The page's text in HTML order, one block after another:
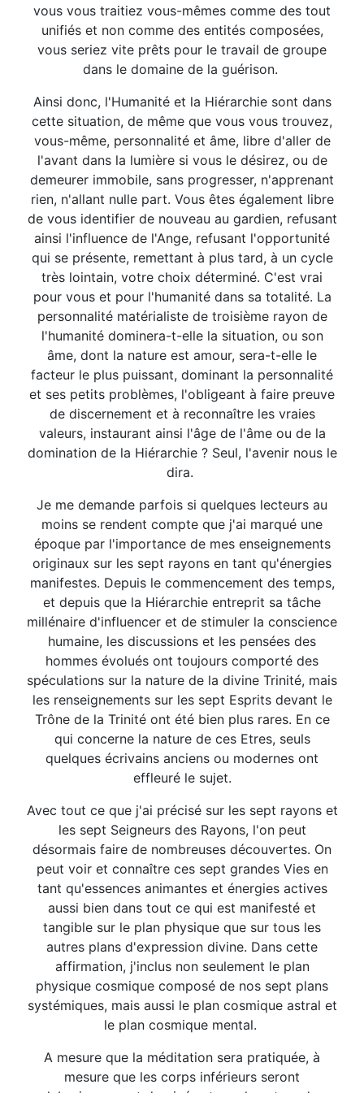
vous vous traitiez vous-mêmes comme des tout
unifiés et non comme des entités composées,
vous seriez vite prêts pour le travail de groupe
dans le domaine de la guérison.
Ainsi donc, l'Humanité et la Hiérarchie sont dans
cette situation, de même que vous vous trouvez,
vous-même, personnalité et âme, libre d'aller de
l'avant dans la lumière si vous le désirez, ou de
demeurer immobile, sans progresser, n'apprenant
rien, n'allant nulle part. Vous êtes également libre
de vous identifier de nouveau au gardien, refusant
ainsi l'influence de l'Ange, refusant l'opportunité
qui se présente, remettant à plus tard, à un cycle
très lointain, votre choix déterminé. C'est vrai
pour vous et pour l'humanité dans sa totalité. La
personnalité matérialiste de troisième rayon de
l'humanité dominera-t-elle la situation, ou son
âme, dont la nature est amour, sera-t-elle le
facteur le plus puissant, dominant la personnalité
et ses petits problèmes, l'obligeant à faire preuve
de discernement et à reconnaître les vraies
valeurs, instaurant ainsi l'âge de l'âme ou de la
domination de la Hiérarchie ? Seul, l'avenir nous le
dira.
Je me demande parfois si quelques lecteurs au
moins se rendent compte que j'ai marqué une
époque par l'importance de mes enseignements
originaux sur les sept rayons en tant qu'énergies
manifestes. Depuis le commencement des temps,
et depuis que la Hiérarchie entreprit sa tâche
millénaire d'influencer et de stimuler la conscience
humaine, les discussions et les pensées des
hommes évolués ont toujours comporté des
spéculations sur la nature de la divine Trinité, mais
les renseignements sur les sept Esprits devant le
Trône de la Trinité ont été bien plus rares. En ce
qui concerne la nature de ces Etres, seuls
quelques écrivains anciens ou modernes ont
effleuré le sujet.
Avec tout ce que j'ai précisé sur les sept rayons et
les sept Seigneurs des Rayons, l'on peut
désormais faire de nombreuses découvertes. On
peut voir et connaître ces sept grandes Vies en
tant qu'essences animantes et énergies actives
aussi bien dans tout ce qui est manifesté et
tangible sur le plan physique que sur tous les
autres plans d'expression divine. Dans cette
affirmation, j'inclus non seulement le plan
physique cosmique composé de nos sept plans
systémiques, mais aussi le plan cosmique astral et
le plan cosmique mental.
A mesure que la méditation sera pratiquée, à
mesure que les corps inférieurs seront